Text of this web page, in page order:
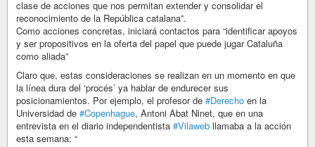
clase de acciones que nos permitan extender y consolidar el
reconocimiento de la República catalana”.
Como acciones concretas, iniciará contactos para “identificar apoyos
y ser propositivos en la oferta del papel que puede jugar Cataluña
como aliada”
Claro que, estas consideraciones se realizan en un momento en que
la línea dura del ‘procés’ ya hablar de endurecer sus
posicionamientos. Por ejemplo, el profesor de #Derecho en la
Universidad de #Copenhague, Antoni Abat Ninet, que en una
entrevista en el diario independentista #Vilaweb llamaba a la acción
esta semana: “